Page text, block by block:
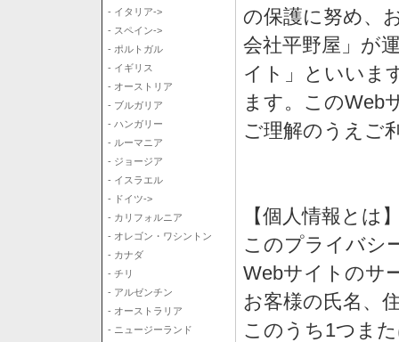
- イタリア->
- スペイン->
- ポルトガル
- イギリス
- オーストリア
- ブルガリア
- ハンガリー
- ルーマニア
- ジョージア
- イスラエル
- ドイツ->
- カリフォルニア
- オレゴン・ワシントン
- カナダ
- チリ
- アルゼンチン
- オーストラリア
- ニュージーランド
の保護に努め、
会社平野屋」が
イト」といいま
ます。このWeb
ご理解のうえご
【個人情報とは
このプライバシ
Webサイトのサ
お客様の氏名、
このうち1つま